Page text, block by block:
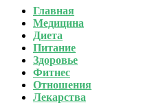
Главная
Медицина
Диета
Питание
Здоровье
Фитнес
Отношения
Лекарства